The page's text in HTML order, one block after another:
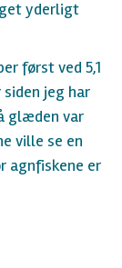
yderligt
først ved 5,1
jeg har
glæden var
ville se en
agnfiskene er